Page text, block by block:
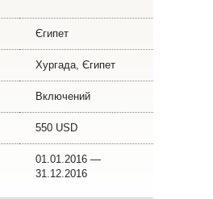
Єгипет
Хургада, Єгипет
Включений
550 USD
01.01.2016 —
31.12.2016